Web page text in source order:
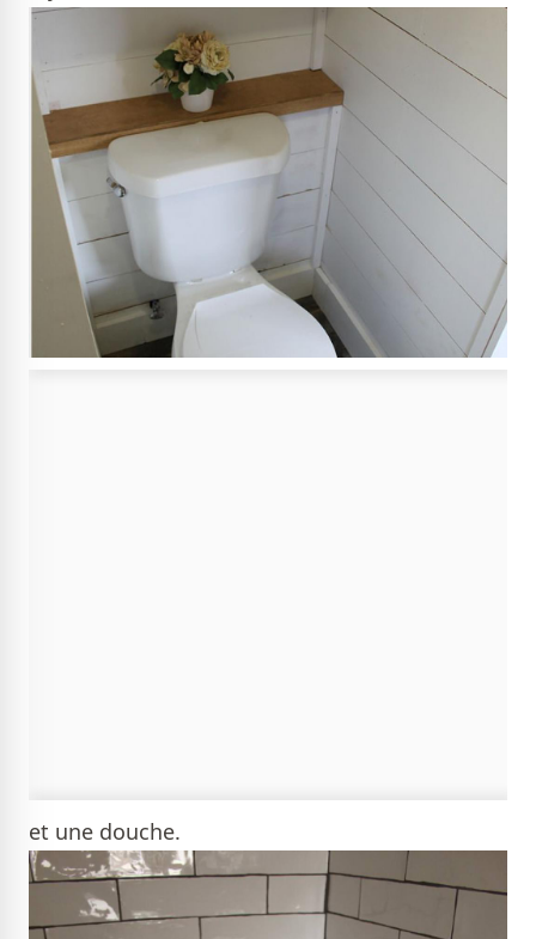
et une douche.